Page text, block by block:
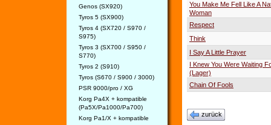
Genos (SX920)
Tyros 5 (SX900)
Tyros 4 (SX720 / S970 /
S975)
Tyros 3 (SX700 / S950 /
S770)
Tyros 2 (S910)
Tyros (S670 / S900 / 3000)
PSR 9000/pro / XG
Korg Pa4X + kompatible
(Pa5X/Pa1000/Pa700)
Korg Pa1/X + kompatible
You Make Me Fell Like A
Woman
Respect
Think
I Say A Little Prayer
I Knew You Were Waiting
(Lager)
Chain Of Fools
zurück